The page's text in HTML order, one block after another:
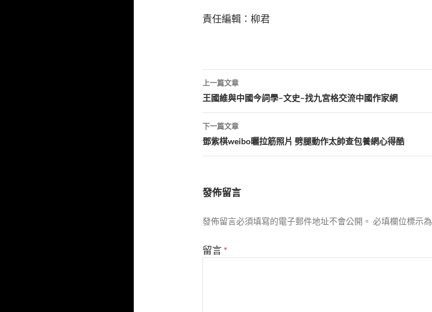
責任編輯：柳君
文
章
導
覽
上一篇文章
王國維與中國今詞學–文史–找九宮格交流中國作家網
下一篇文章
鄧紫棋weibo曬拉筋照片 劈腿動作太帥查包養網心得酷
發佈留言
發佈留言必須填寫的電子郵件地址不會公開。 必填欄位標示為
留言 *